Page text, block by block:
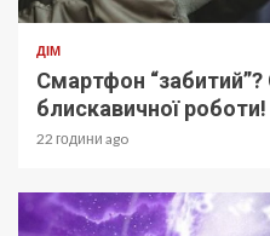
ДІМ
Смартфон
блискавичної роботи!
22 години ago